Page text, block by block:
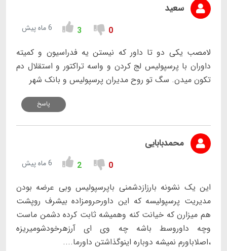
سعید
0
3 6 ماه پیش
لامصب یکی دو تا داور که نیستن یه فدراسيون و کمیته
داوران با پرسپولیس لج کردن و واسه تراکتور و استقلال دم
تکون میدن. سگ تو روح مدیران پرسپولیس و بانک شهر
پاسخ
محمدبابایی
0
2 6 ماه پیش
این یک نشونه بارزازدشمنی باپرسپولیس وبی عرضه بودن
مدیریت پرسپولیسه که این داورحرومزاده بیشرف روپشت
هم میزارن که خیانت کنه وهمیشه ثابت کرده دشمن ماست
وچه داوروسط باشه چه وی ای آرزهرخودشومیریزه
،اصلاباورم نمیشه دوباره اینوگذاشتن داورما....